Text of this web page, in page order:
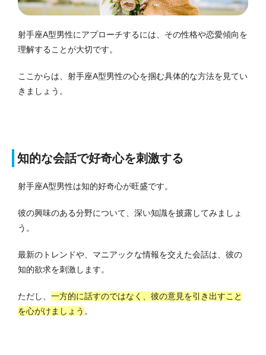
射手座A型男性にアプローチするには、その性格や恋愛傾向を
理解することが大切です。
ここからは、射手座A型男性の心を掴む具体的な方法を見てい
きましょう。
知的な会話で好奇心を刺激する
射手座A型男性は知的好奇心が旺盛です。
彼の興味のある分野について、深い知識を披露してみましょ
う。
最新のトレンドや、マニアックな情報を交えた会話は、彼の
知的欲求を刺激します。
ただし、 一方的に話すのではなく、彼の意見を引き出すこと
を心がけましょう 。